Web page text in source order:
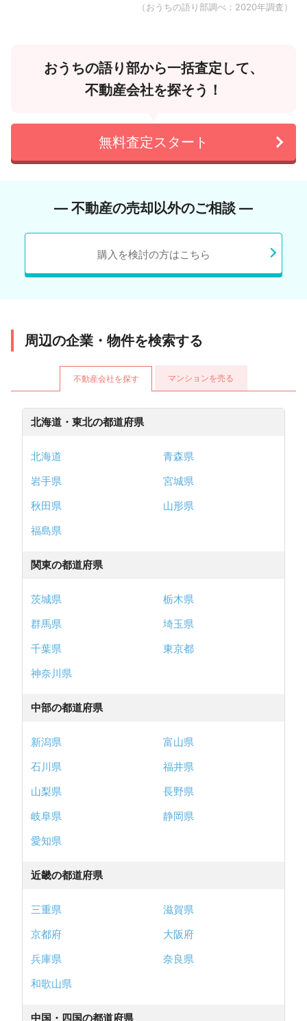
（おうちの語り部調べ：2020年調査）
おうちの語り部から一括査定して、
不動産会社を探そう！
無料査定スタート
― 不動産の売却以外のご相談 ―
購入を検討の方はこちら
周辺の企業・物件を検索する
不動産会社を探す マンションを売る
北海道・東北の都道府県
北海道
青森県
岩手県
宮城県
秋田県
山形県
福島県
関東の都道府県
茨城県
栃木県
群馬県
埼玉県
千葉県
東京都
神奈川県
中部の都道府県
新潟県
富山県
石川県
福井県
山梨県
長野県
岐阜県
静岡県
愛知県
近畿の都道府県
三重県
滋賀県
京都府
大阪府
兵庫県
奈良県
和歌山県
中国・四国の都道府県